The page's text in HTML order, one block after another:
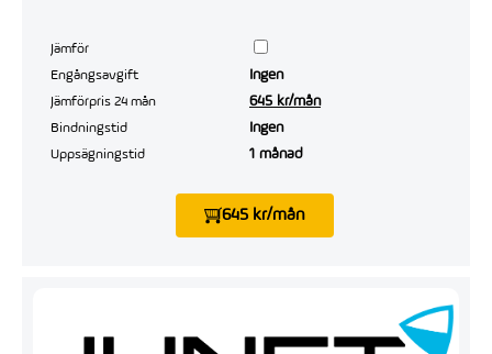
Jämför
Engångsavgift
Ingen
Jämförpris 24 mån 645 kr/mån
Bindningstid Ingen
Uppsägningstid 1 månad
645 kr/mån